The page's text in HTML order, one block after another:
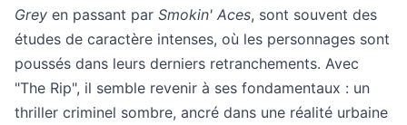
Grey en passant par Smokin' Aces, sont souvent des
études de caractère intenses, où les personnages sont
poussés dans leurs derniers retranchements. Avec
"The Rip", il semble revenir à ses fondamentaux : un
thriller criminel sombre, ancré dans une réalité urbaine